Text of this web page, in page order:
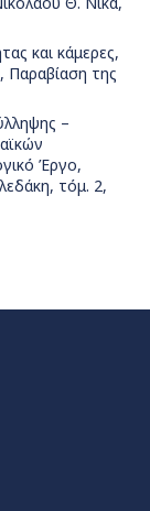
και κάμερες,
Παραβίαση της
–
Έργο,
τόμ. 2,